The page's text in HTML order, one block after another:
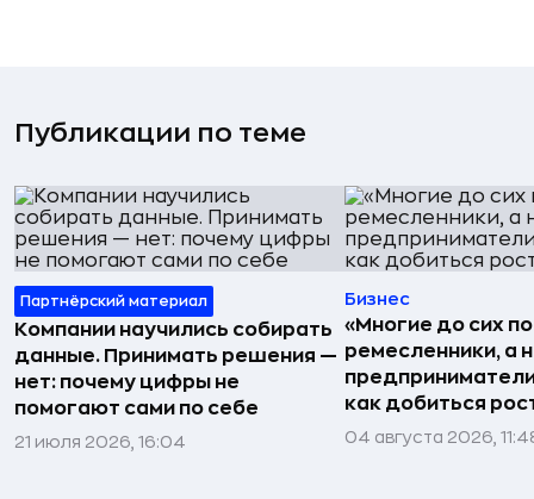
Публикации по теме
Партнёрский материал
Компании научились собирать
данные. Принимать решения —
нет: почему цифры не
помогают сами по себе
21 июля 2026, 16:04
Бизнес
«Многие до сих
ремесленники, а
как добиться
04 августа 2026,